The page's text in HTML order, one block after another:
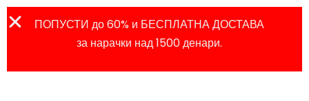
ПОПУСТИ до 60% и БЕСПЛАТНА ДОСТАВА
за нарачки над 1500 денари.